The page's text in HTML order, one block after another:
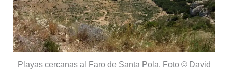
Playas cercanas al Faro de Santa Pola. Foto © David